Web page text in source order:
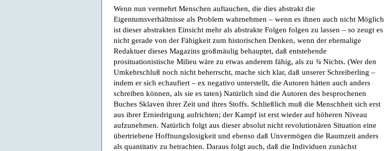
Wenn nun vermehrt Menschen auftauchen, die dies abstrakt die
Eigentumsverhältnisse als Problem wahrnehmen – wenn es ihnen auch nicht Möglich
ist dieser abstrakten Einsicht mehr als abstrakte Folgen folgen zu lassen – so zeugt es
nicht gerade von der Fähigkeit zum historischen Denken, wenn der ehemalige
Redaktuer dieses Magazins großmäulig behauptet, daß entstehende
prosituationistische Milieu wäre zu etwas anderem fähig, als zu ¾ Nichts. (Wer den
Umkehrschluß noch nicht beherrscht, mache sich klar, daß unserer Schreiberling –
indem er sich echaufiert – ex negativo unterstellt, die Autoren hätten auch anders
schreiben können, als sie es taten) Natürlich sind die Autoren des besprochenen
Buches Sklaven ihrer Zeit und ihres Stoffs. Schließlich muß die Menschheit sich erst
aus ihrer Erniedrigung aufrichten; der Kampf ist erst wieder auf höheren Niveau
aufzunehmen. Natürlich folgt aus dieser absolut nicht revolutionären Situation eine
übertriebene Hoffnungslosigkeit und ebenso daß Unvermögen die Raumzeit anders
als quantitativ zu betrachten. Daraus folgt auch, daß die Individuen zunächst